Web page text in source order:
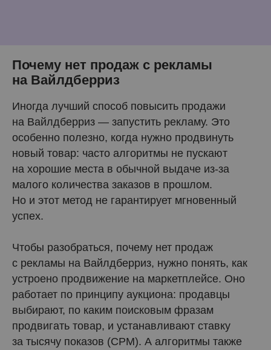
Почему нет продаж с рекламы
на Вайлдберриз
Иногда лучший способ повысить продажи
на Вайлдберриз — запустить рекламу. Это
особенно полезно, когда нужно продвинуть
новый товар: часто алгоритмы не пускают
на хорошие места в обычной выдаче из-за
малого количества заказов в прошлом.
Но и этот метод не гарантирует мгновенный
успех.
Чтобы разобраться, почему нет продаж
с рекламы на Вайлдберриз, нужно понять, как
устроено продвижение на маркетплейсе. Оно
работает по принципу аукциона: продавцы
выбирают, по каким поисковым фразам
продвигать товар, и устанавливают ставку
за тысячу показов (CPM). А алгоритмы также